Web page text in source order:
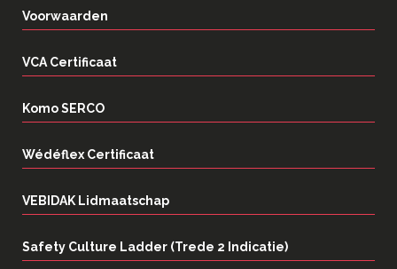
Voorwaarden
VCA Certificaat
Komo SERCO
Wédéflex Certificaat
VEBIDAK Lidmaatschap
Safety Culture Ladder (Trede 2 Indicatie)